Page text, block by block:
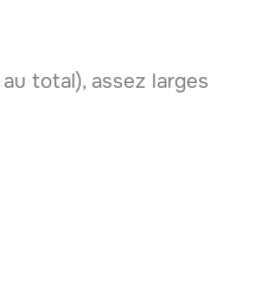
total), assez larges